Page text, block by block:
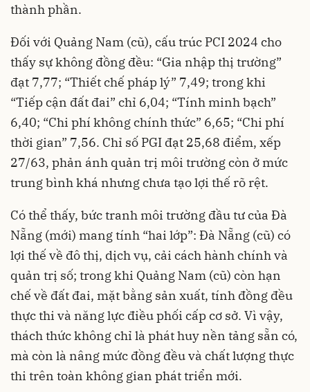
thành phần.
Đối với Quảng Nam (cũ), cấu trúc PCI 2024 cho
thấy sự không đồng đều: “Gia nhập thị trường”
đạt 7,77; “Thiết chế pháp lý” 7,49; trong khi
“Tiếp cận đất đai” chỉ 6,04; “Tính minh bạch”
6,40; “Chi phí không chính thức” 6,65; “Chi phí
thời gian” 7,56. Chỉ số PGI đạt 25,68 điểm, xếp
27/63, phản ánh quản trị môi trường còn ở mức
trung bình khá nhưng chưa tạo lợi thế rõ rệt.
Có thể thấy, bức tranh môi trường đầu tư của Đà
Nẵng (mới) mang tính “hai lớp”: Đà Nẵng (cũ) có
lợi thế về đô thị, dịch vụ, cải cách hành chính và
quản trị số; trong khi Quảng Nam (cũ) còn hạn
chế về đất đai, mặt bằng sản xuất, tính đồng đều
thực thi và năng lực điều phối cấp cơ sở. Vì vậy,
thách thức không chỉ là phát huy nền tảng sẵn có,
mà còn là nâng mức đồng đều và chất lượng thực
thi trên toàn không gian phát triển mới.